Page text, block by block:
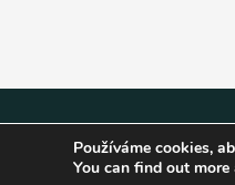
Používáme cookies,
You can find out